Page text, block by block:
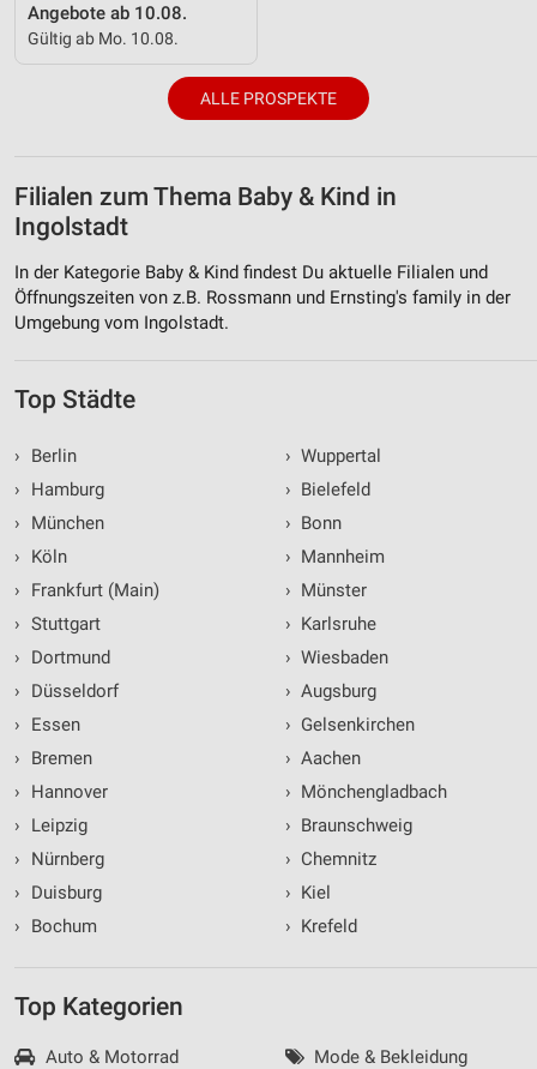
Angebote ab 10.08.
Gültig ab Mo. 10.08.
ALLE PROSPEKTE
Filialen zum Thema Baby & Kind in
Ingolstadt
In der Kategorie Baby & Kind findest Du aktuelle Filialen und
Öffnungszeiten von z.B. Rossmann und Ernsting's family in der
Umgebung vom Ingolstadt.
Top Städte
›
Berlin
›
Hamburg
›
München
›
Köln
›
Frankfurt (Main)
› Stuttgart
›
Dortmund
›
Düsseldorf
›
Essen
›
Bremen
›
Hannover
›
Leipzig
›
Nürnberg
›
Duisburg
›
Bochum
› Wuppertal
› Bielefeld
› Bonn
› Mannheim
› Münster
› Karlsruhe
› Wiesbaden
› Augsburg
› Gelsenkirchen
› Aachen
› Mönchengladbach
› Braunschweig
› Chemnitz
› Kiel
› Krefeld
Top Kategorien
Auto & Motorrad
Mode & Bekleidung